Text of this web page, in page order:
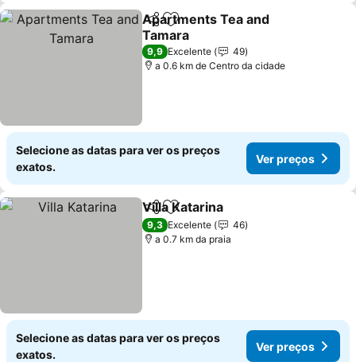
PartilharAdicionar aos favoritos
Apartments Tea and
Tamara
Ver preços
9,9 Excelente
49
a 0.6 km de Centro da cidade
Selecione as datas para ver os preços
exatos.
Ver preços
PartilharAdicionar aos favoritos
Villa Katarina
9,3 Excelente
46
a 0.7 km da praia
Selecione as datas para ver os preços
exatos.
Ver preços